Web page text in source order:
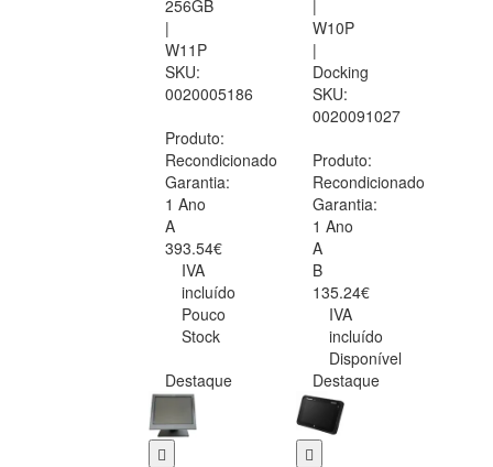
256GB
|
W11P
SKU:
0020005186
Produto:
Recondicionado
Garantia:
1 Ano
A
393.54€
IVA
incluído
Pouco
Stock
|
W10P
|
Docking
SKU:
0020091027
Produto:
Recondicionado
Garantia:
1 Ano
A
B
135.24€
IVA
incluído
Disponível
Destaque
Destaque